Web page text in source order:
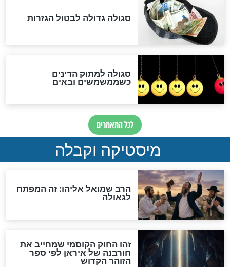
האם אפשר לחשב את הקץ?
מה יהיה בימות המשיח?
"לפני הגאולה תהיה אפיקורסות
והכחשה גדולה מאוד של
האמונה"
האם לאחר בוא המשיח יהיה
אפשר לחזור בתשובה?